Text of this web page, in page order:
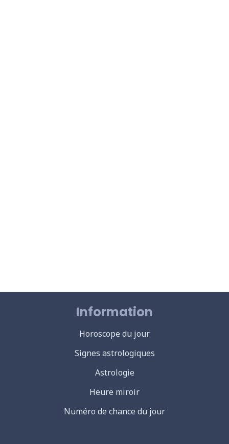
Information
Horoscope du jour
Signes astrologiques
Astrologie
Heure miroir
Numéro de chance du jour